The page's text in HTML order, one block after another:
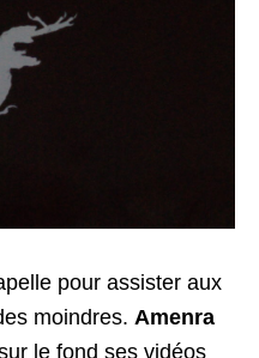
pour assister aux
moindres. Amenra
le fond ses vidéos